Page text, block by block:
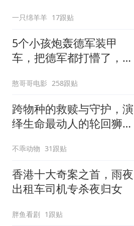
一只绵羊羊 17跟贴
5个小孩炮轰德军装甲
车，把德军都打懵了，战
憨哥哥电影 258跟贴
跨物种的救赎与守护，演
绎生命最动人的轮回狮子
不乖动物 31跟贴
香港十大奇案之首，雨夜
出租车司机专杀夜归女
胖鱼看剧 1跟贴